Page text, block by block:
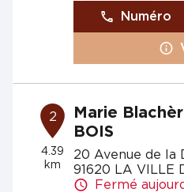
Numéro
2
4.39
km
Marie
BOIS
20 Avenue de la
91620 LA VILLE
Fermé